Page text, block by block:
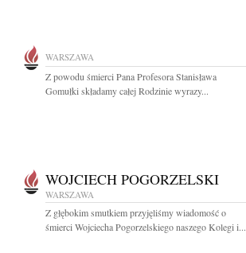
WARSZAWA
Z powodu śmierci Pana Profesora Stanisława
Gomułki składamy całej Rodzinie wyrazy...
WOJCIECH POGORZELSKI
WARSZAWA
Z głębokim smutkiem przyjęliśmy wiadomość o
śmierci Wojciecha Pogorzelskiego naszego Kolegi i...